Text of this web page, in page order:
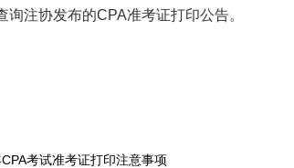
询注协发布的CPA准考证打印公告。
考试准考证打印注意事项